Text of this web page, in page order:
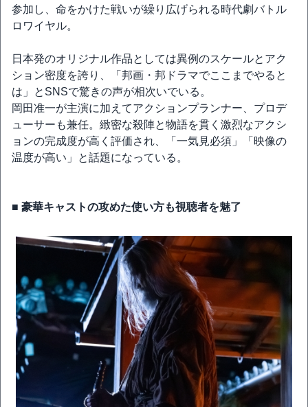
参加し、命をかけた戦いが繰り広げられる時代劇バトル
ロワイヤル。
日本発のオリジナル作品としては異例のスケールとアク
ション密度を誇り、「邦画・邦ドラマでここまでやると
は」とSNSで驚きの声が相次いでいる。
岡田准一が主演に加えてアクションプランナー、プロデ
ューサーも兼任。緻密な殺陣と物語を貫く激烈なアクシ
ョンの完成度が高く評価され、「一気見必須」「映像の
温度が高い」と話題になっている。
■ 豪華キャストの攻めた使い方も視聴者を魅了